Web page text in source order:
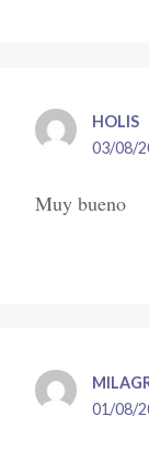
HOLIS
03/08/
Muy bueno
01/08/